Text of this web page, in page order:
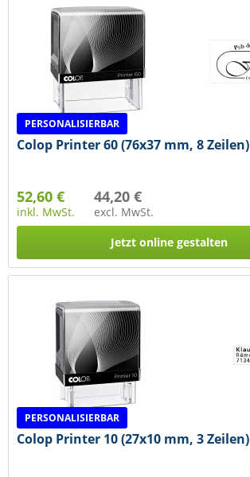
PERSONALISIERBAR
Colop Printer 60 (76x37 mm, 8 Zeilen)
52,60 €
inkl. MwSt.
44,20 €
excl. MwSt.
Jetzt online gestalten
PERSONALISIERBAR
Colop Printer 10 (27x10 mm, 3 Zeilen)